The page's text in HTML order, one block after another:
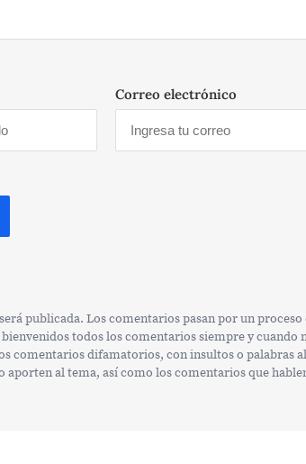
Correo electrónico
publicada. Los comentarios pasan por un
todos los comentarios siempre y cuando
comentarios difamatorios, con insultos o palabras
aporten al tema, así como los comentarios que